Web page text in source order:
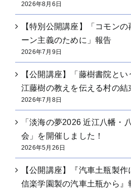
2026年8月6日
【特別公開講座】「コモン
ーン主義のために」報告
2026年7月9日
【公開講座】「藤樹書院と
江藤樹の教えを伝える村の結
2026年7月8日
「淡海の夢2026 近江八幡・
会」を開催しました！
2026年5月26日
【公開講座】『汽車土瓶製
信楽学園製の汽車土瓶から』